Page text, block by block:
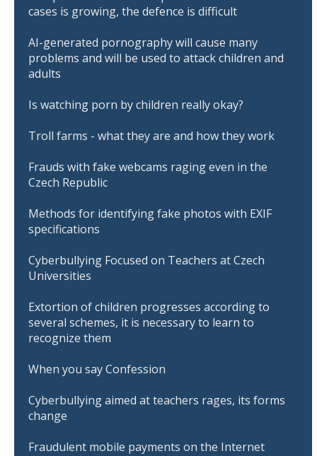
cases is growing, the defence is difficult
AI-generated pornography will cause many
problems and will be used to attack children and
adults
Is watching porn by children really okay?
Troll farms - what they are and how they work
Frauds with fake webcams raging even in the
Czech Republic
Methods for identifying fake photos with EXIF
specifications
Cyberbullying Focused on Teachers at Czech
Universities
Extortion of children progresses according to
several schemes, it is necessary to learn to
recognize them
When you say Confession
Cyberbullying aimed at teachers rages, its forms
change
Fraudulent mobile payments on the Internet